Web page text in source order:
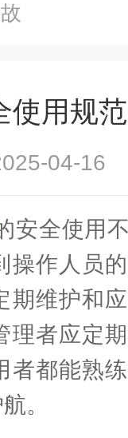
使用规
2025-04-
安全使用
操作人员
期维护和
理者应定
者都能熟
。